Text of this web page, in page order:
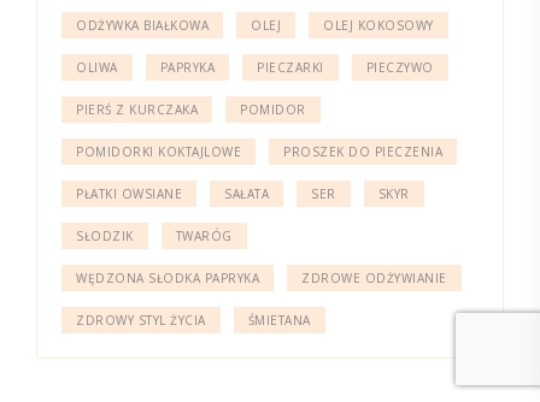
ODŻYWKA BIAŁKOWA OLEJ OLEJ KOKOSOWY
OLIWA PAPRYKA PIECZARKI PIECZYWO
PIERŚ Z KURCZAKA POMIDOR
POMIDORKI KOKTAJLOWE PROSZEK DO PIECZENIA
PŁATKI OWSIANE SAŁATA SER SKYR
SŁODZIK TWARÓG
WĘDZONA SŁODKA PAPRYKA ZDROWE ODŻYWIANIE
ZDROWY STYL ŻYCIA ŚMIETANA